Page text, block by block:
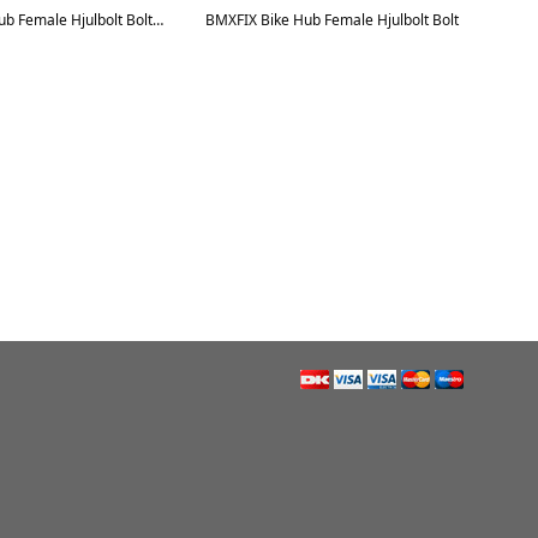
BMXFIX Bike Hub Female Hjulbolt Bolt Spacer BMXFIX Bike Hub Female Hjulbolt Bolt